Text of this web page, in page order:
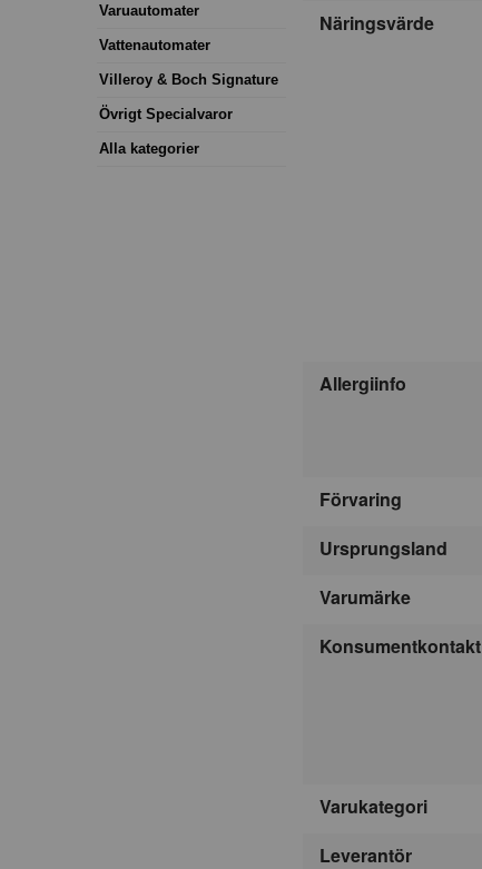
Varuautomater
Vattenautomater
Villeroy & Boch Signature
Övrigt Specialvaror
Alla kategorier
Näringsvärde
Allergiinfo
Förvaring
Ursprungsland
Varumärke
Konsumentkontakt
Varukategori
Leverantör